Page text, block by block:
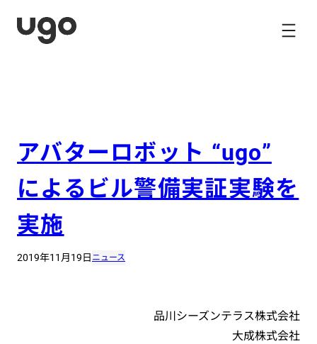
アバターロボット “ugo”
によるビル警備実証実験を
実施
2019年11月19日 ニュース
品川シーズンテラス株式会社
大成株式会社